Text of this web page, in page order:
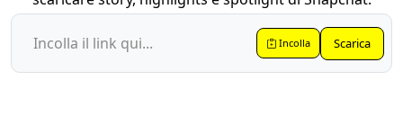
Incolla Scarica